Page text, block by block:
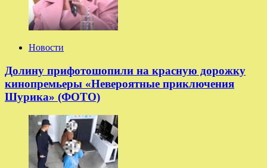
Новости
Долину прифотошопили на красную дорожку
кинопремьеры «Невероятные приключения
Шурика» (ФОТО)